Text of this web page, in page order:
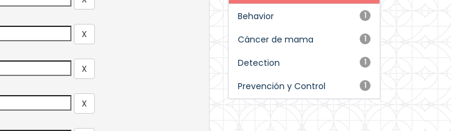
1
Behavior
1
Cáncer de mama
1
Detection
1
Prevención y Control